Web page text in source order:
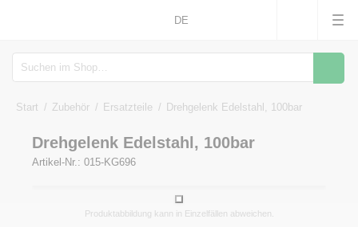
DE
Start Zubehör Ersatzteile Drehgelenk Edelstahl, 100bar
Drehgelenk Edelstahl, 100bar
Artikel-Nr.: 015-KG696
1
Produktabbildung kann in Einzelfällen abweichen.